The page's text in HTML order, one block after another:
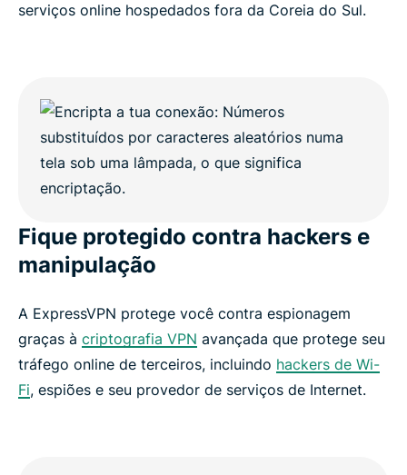
serviços online hospedados fora da Coreia do Sul.
Fique protegido contra hackers e
manipulação
A ExpressVPN protege você contra espionagem
graças à criptografia VPN avançada que protege seu
tráfego online de terceiros, incluindo hackers de Wi-
Fi, espiões e seu provedor de serviços de Internet.